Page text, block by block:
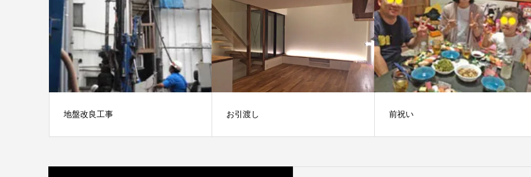
地盤改良工事 お引渡し 前祝い